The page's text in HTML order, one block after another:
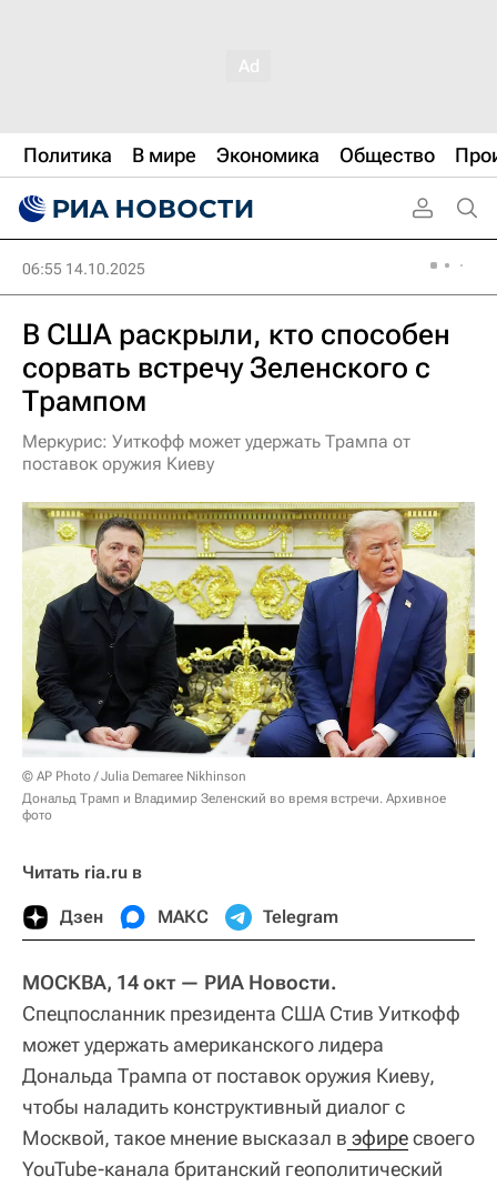
Политика В мире Экономика Общество
06:55 14.10.2025
В США раскрыли, кто способен
сорвать встречу Зеленского с
Трампом
Меркурис: Уиткофф может удержать Трампа от
поставок оружия Киеву
© AP Photo / Julia Demaree Nikhinson
Дональд Трамп и Владимир Зеленский во время встречи. Архивное
фото
Читать ria.ru в
Дзен МАКС Telegram
МОСКВА, 14 окт — РИА Новости.
Спецпосланник президента США Стив Уиткофф
может удержать американского лидера
Дональда Трампа от поставок оружия Киеву,
чтобы наладить конструктивный диалог с
Москвой, такое мнение высказал в эфиресвоего
YouTube-канала британский геополитический